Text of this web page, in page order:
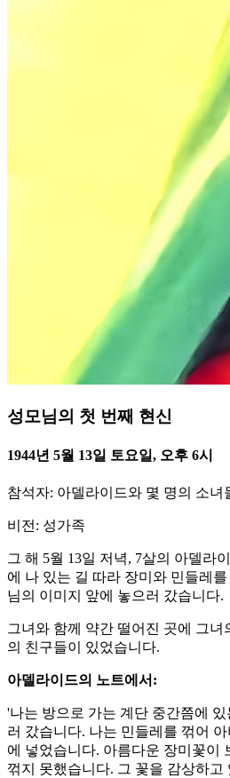
성모님의 첫 번째 현신
1944년 5월 13일 토요일, 오후 6시
참석자: 아델라이드와 몇 명의 소녀
비전: 성가족
그 해 5월 13일 저녁, 7살의 아델라
에 나 있는 길 따라 장미와 민들레
님의 이미지 앞에 놓으러 갔습니다.
그녀와 함께 약간 떨어진 곳에 그녀
의 친구들이 있었습니다.
아델라이드의 노트에서:
'나는 방으로 가는 계단 중간쯤에
러 갔습니다. 나는 민들레를 꺾어
에 넣었습니다. 아름다운 장미꽃이
꺾지 못했습니다. 그 꽃을 감상하고